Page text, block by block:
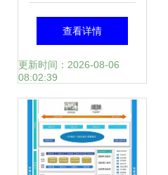
查看详情
更新时间：2026-08-06
08:02:39